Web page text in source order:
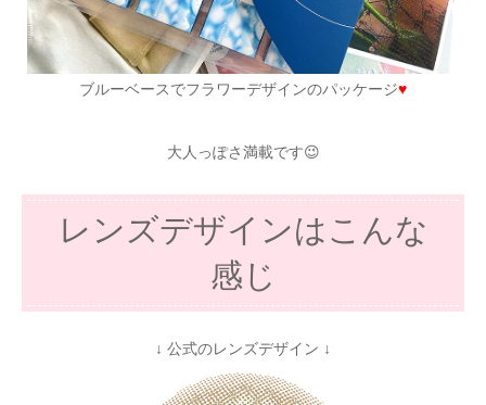
ブルーベースでフラワーデザインのパッケージ♥
大人っぽさ満載です😉
レンズデザインはこんな
感じ
↓ 公式のレンズデザイン ↓